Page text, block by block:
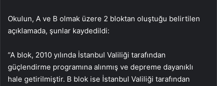
Okulun, A ve B olmak üzere 2 bloktan oluştuğu belirtilen
açıklamada, şunlar kaydedildi:
“A blok, 2010 yılında İstanbul Valiliği tarafından
güçlendirme programına alınmış ve depreme dayanıklı
hale getirilmiştir. B blok ise İstanbul Valiliği tarafından